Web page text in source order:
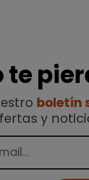
te
boletín
y